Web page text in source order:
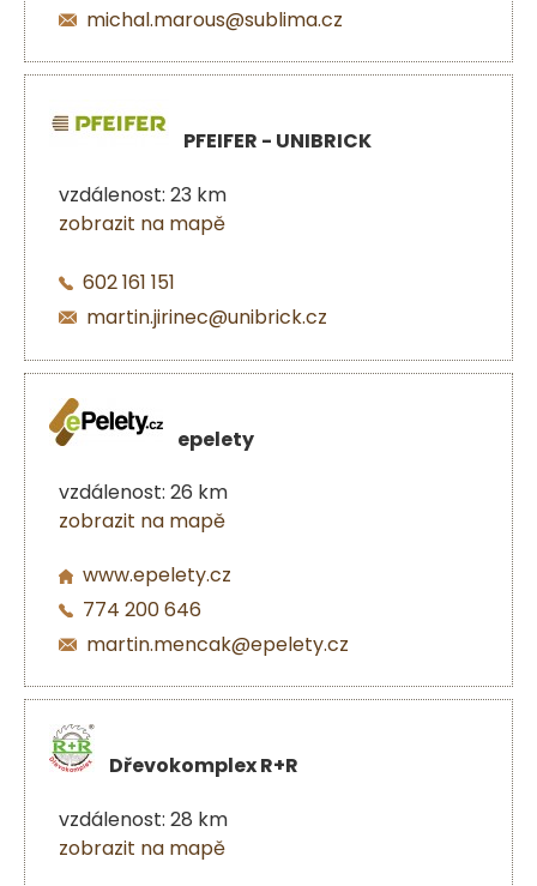
michal.marous@sublima.cz
PFEIFER - UNIBRICK
vzdálenost: 23 km
zobrazit na mapě
602 161 151
martin.jirinec@unibrick.cz
epelety
vzdálenost: 26 km
zobrazit na mapě
www.epelety.cz
774 200 646
martin.mencak@epelety.cz
Dřevokomplex R+R
vzdálenost: 28 km
zobrazit na mapě